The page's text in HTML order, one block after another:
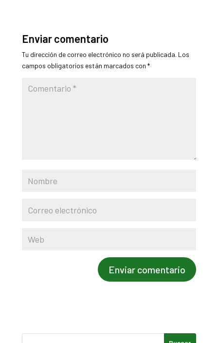
Enviar comentario
Tu dirección de correo electrónico no será publicada. Los
campos obligatorios están marcados con *